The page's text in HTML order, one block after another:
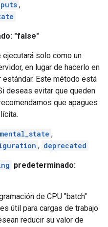
,
"false"
solo como un
en lugar de hacerlo en
Este método está
deseas evitar que queden
que apagues
,
, deprecated
predeterminado:
de CPU "batch"
útil para cargas de trabajo
reducir su valor de